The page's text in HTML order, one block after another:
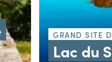
GRAND SITE
Lac du